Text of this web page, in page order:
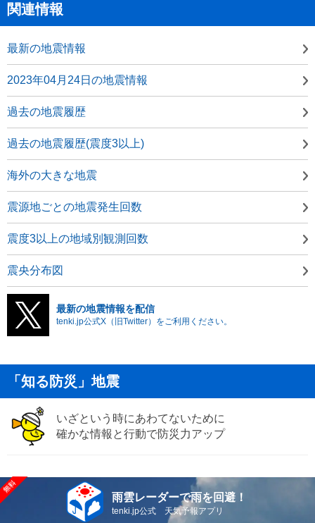
関連情報
最新の地震情報
2023年04月24日の地震情報
過去の地震履歴
過去の地震履歴(震度3以上)
海外の大きな地震
震源地ごとの地震発生回数
震度3以上の地域別観測回数
震央分布図
最新の地震情報を配信
tenki.jp公式X（旧Twitter）をご利用ください。
「知る防災」地震
いざという時にあわてないために
確かな情報と行動で防災力アップ
雨雲レーダーで雨を回避！
tenki.jp公式 天気予報アプリ